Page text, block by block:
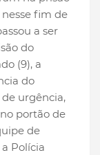
fim de
a ser
do
(9), a
do
urgência,
portão de
de
Polícia